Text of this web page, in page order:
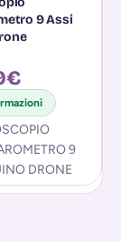
9 Assi
€
9
DRONE
6 assi.